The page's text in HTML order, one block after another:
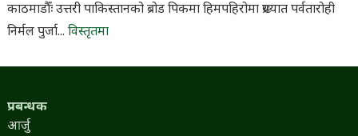
काठमाडौँः उत्तरी पाकिस्तानको ब्रोड पिकमा हिमपहिरोमा प्रख्यात पर्वतारोही
निर्मल पुर्जा... विस्तृतमा
प्रबन्धक
आर्जु